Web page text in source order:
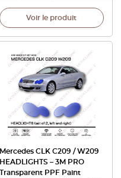
Voir le produit
Mercedes CLK C209 / W209
HEADLIGHTS – 3M PRO
Transparent PPF Paint